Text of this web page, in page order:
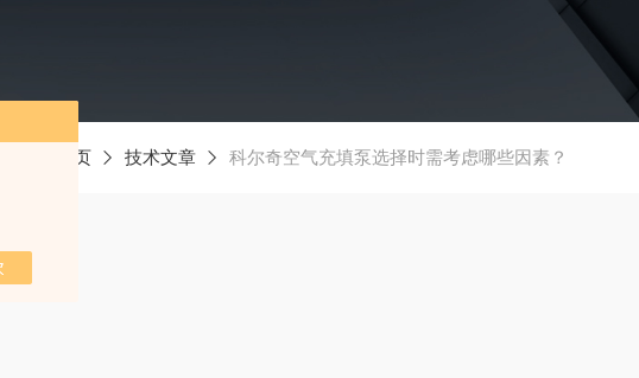
首页 技术文章 科尔奇空气充填泵选择时需考虑哪些因素？